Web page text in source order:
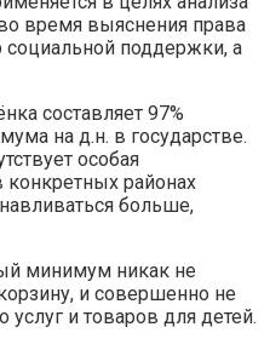
время выяснения права
социальной поддержки, а
составляет 97%
на д.н. в государстве.
особая
конкретных районах
больше,
минимум никак не
и совершенно не
и товаров для детей.